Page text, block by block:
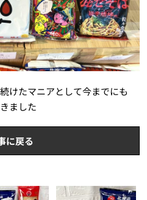
けたマニアとして今までにも
ました
に戻る